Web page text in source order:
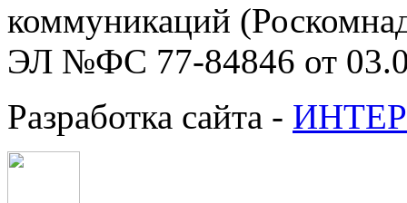
коммуникаций
ЭЛ №ФС 77-84846 от
Разработка сайта -